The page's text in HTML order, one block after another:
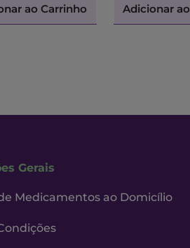
ao Carrinho Adicionar
Gerais
Medicamentos ao Domicílio